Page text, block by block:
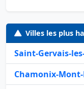
Villes les plus
Saint-Gervais-
Chamonix-